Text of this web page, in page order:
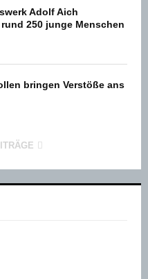
Adolf Aich
250 junge Menschen
bringen Verstöße ans